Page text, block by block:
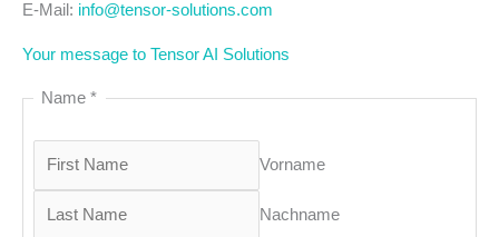
E-Mail: info@tensor-solutions.com
Your message to Tensor AI Solutions
Name*
Vorname
Nachname